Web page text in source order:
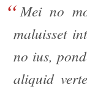
Mei no
maluisset
no ius,
aliquid